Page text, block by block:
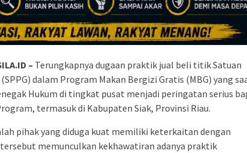
– Terungkapnya dugaan praktik jual beli titik Satuan
dalam Program Makan Bergizi Gratis (MBG) yang
Hukum di tingkat pusat menjadi peringatan serius
termasuk di Kabupaten Siak, Provinsi Riau.
pihak yang diduga kuat memiliki keterkaitan dengan
memunculkan kekhawatiran adanya praktik